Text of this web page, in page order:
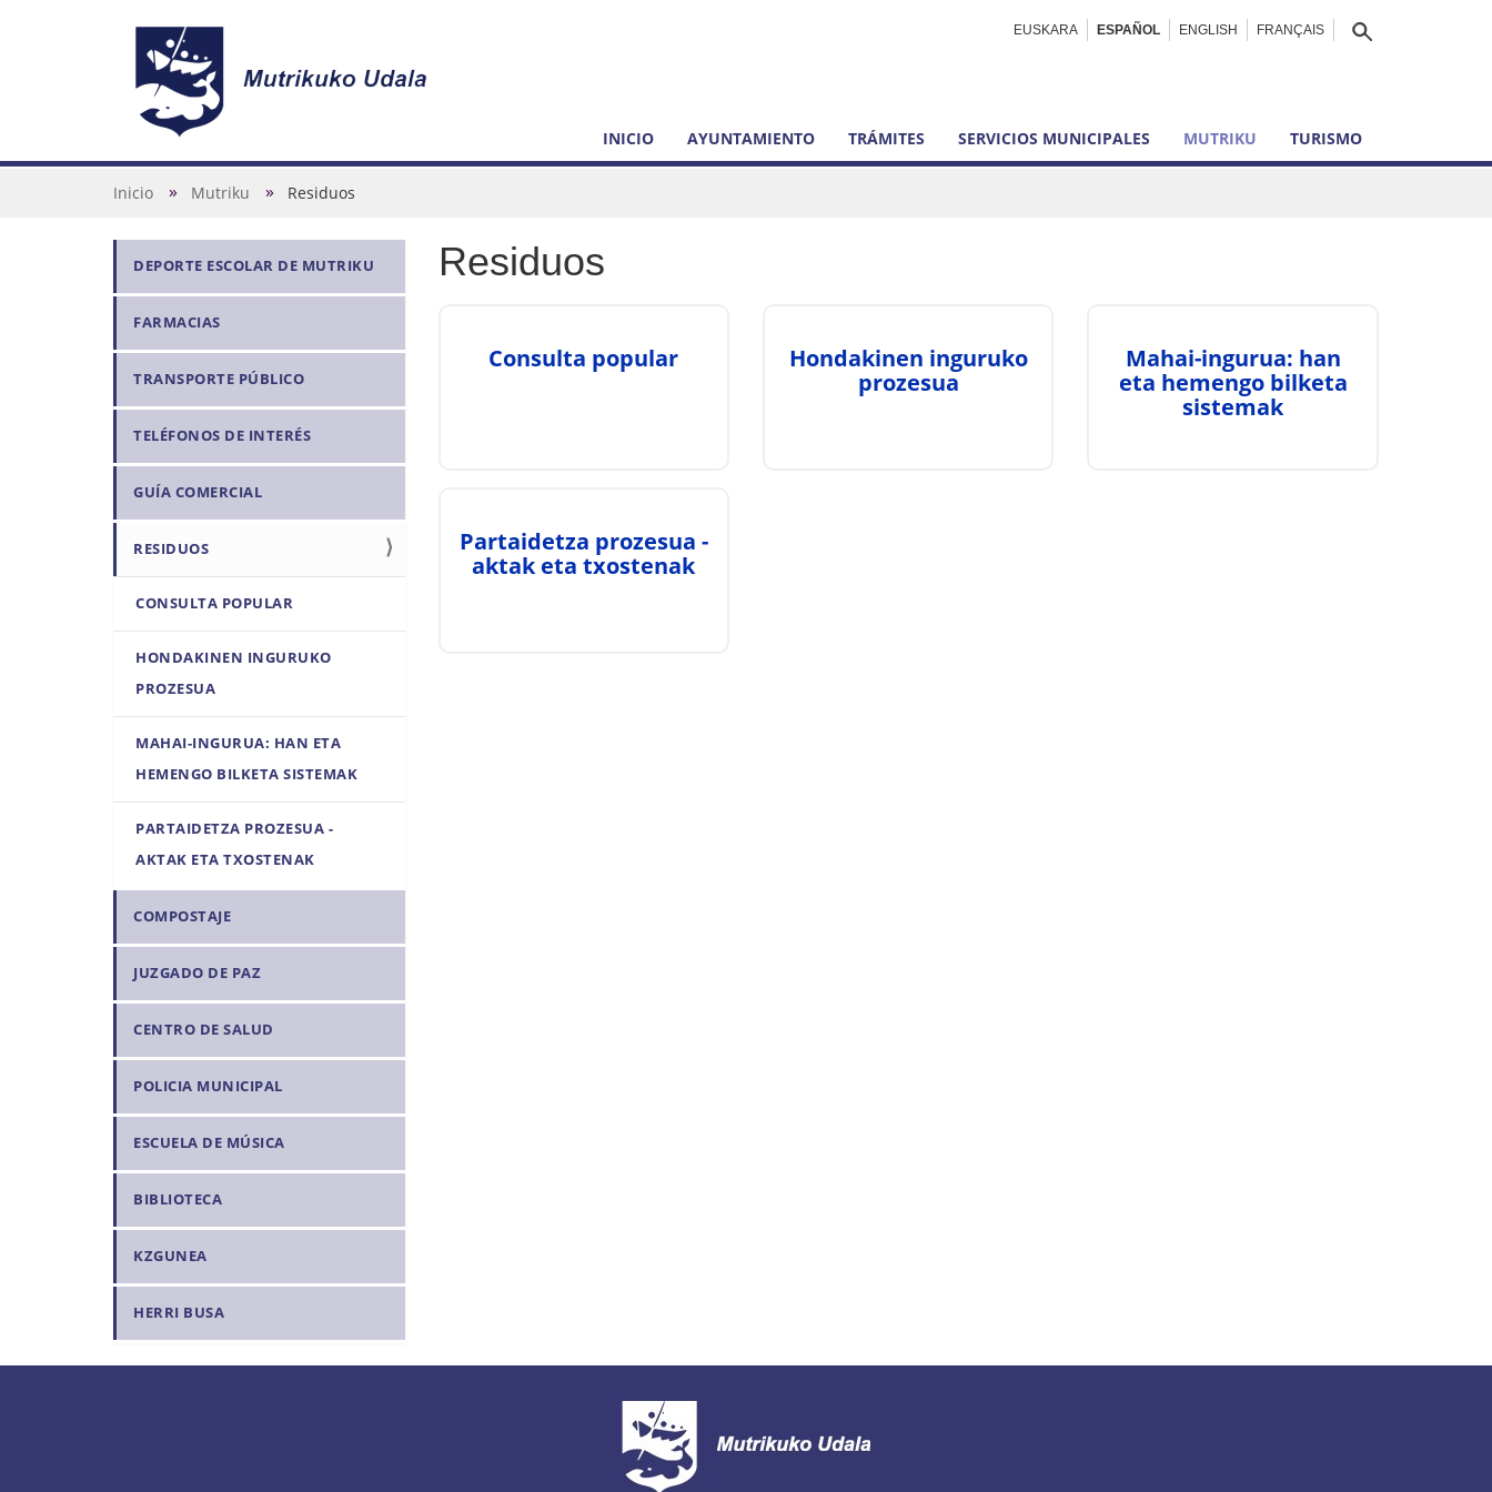
EUSKARA ESPAÑOL ENGLISH FRANÇAIS
a
INICIO AYUNTAMIENTO TRÁMITES SERVICIOS MUNICIPALES MUTRIKU TURISMO
U
e
t
a
Inicio Mutriku Residuos
Residuos
Consulta popular
Hondakinen inguruko
prozesua
Mahai-ingurua: han
eta hemengo bilketa
sistemak
Partaidetza prozesua -
aktak eta txostenak
N
a
v
e
g
a
i
ó
n
DEPORTE ESCOLAR DE MUTRIKU
FARMACIAS
TRANSPORTE PÚBLICO
TELÉFONOS DE INTERÉS
GUÍA COMERCIAL
RESIDUOS
CONSULTA POPULAR
HONDAKINEN INGURUKO
PROZESUA
MAHAI-INGURUA: HAN ETA
HEMENGO BILKETA SISTEMAK
PARTAIDETZA PROZESUA -
AKTAK ETA TXOSTENAK
COMPOSTAJE
JUZGADO DE PAZ
CENTRO DE SALUD
POLICIA MUNICIPAL
ESCUELA DE MÚSICA
BIBLIOTECA
KZGUNEA
HERRI BUSA